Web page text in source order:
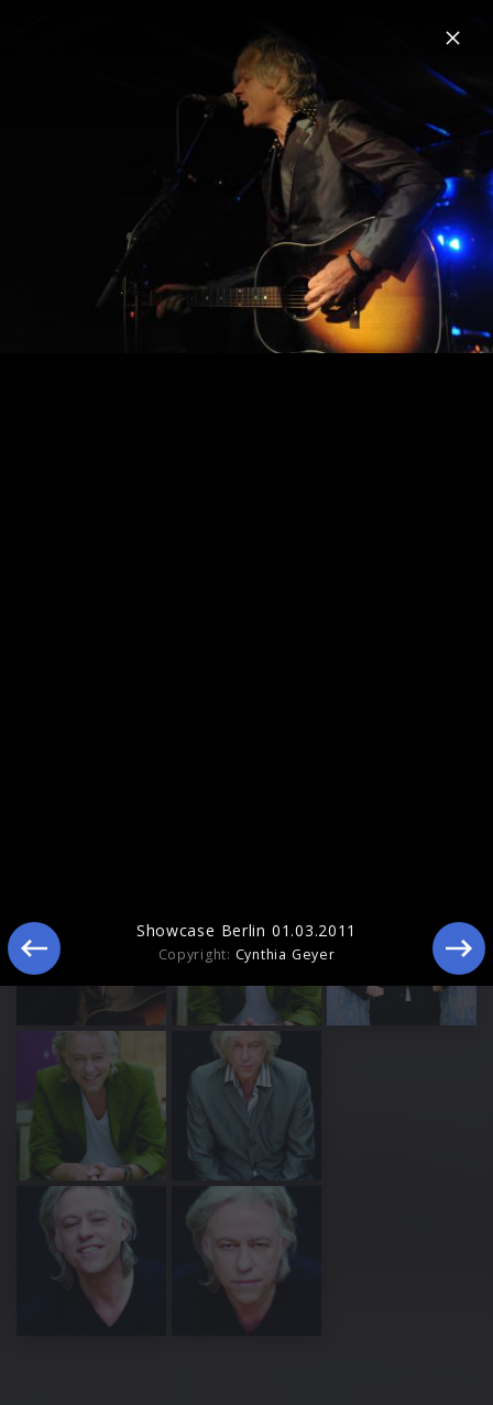
Menu
Musik Videos Fotos Biografie
Showcase Berlin 01.03.2011
Showcase Berlin 01.03.2011
Copyright: Cynthia Geyer